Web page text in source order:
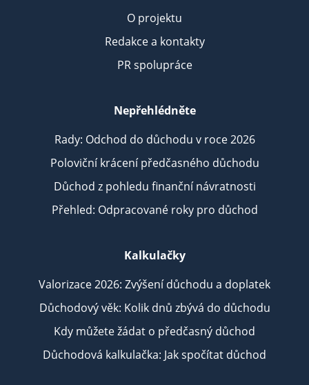
O projektu
Redakce a kontakty
PR spolupráce
Nepřehlédněte
Rady: Odchod do důchodu v roce 2026
Poloviční krácení předčasného důchodu
Důchod z pohledu finanční návratnosti
Přehled: Odpracované roky pro důchod
Kalkulačky
Valorizace 2026: Zvýšení důchodu a doplatek
Důchodový věk: Kolik dnů zbývá do důchodu
Kdy můžete žádat o předčasný důchod
Důchodová kalkulačka: Jak spočítat důchod